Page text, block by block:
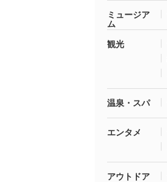
ミュージア
ム
観光
温泉・スパ
エンタメ
アウトドア